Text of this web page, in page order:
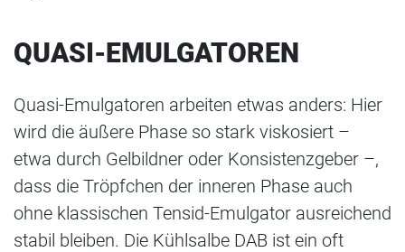
QUASI-EMULGATOREN
Quasi-Emulgatoren arbeiten etwas anders: Hier
wird die äußere Phase so stark viskosiert –
etwa durch Gelbildner oder Konsistenzgeber –,
dass die Tröpfchen der inneren Phase auch
ohne klassischen Tensid-Emulgator ausreichend
stabil bleiben. Die Kühlsalbe DAB ist ein oft